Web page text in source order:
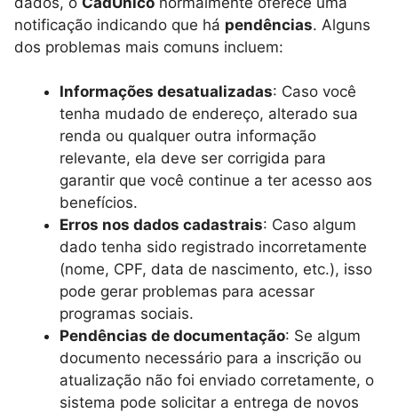
notificação indicando que há pendências. Alguns
dos problemas mais comuns incluem:
Informações desatualizadas: Caso você
tenha mudado de endereço, alterado sua
renda ou qualquer outra informação
relevante, ela deve ser corrigida para
garantir que você continue a ter acesso aos
benefícios.
Erros nos dados cadastrais: Caso algum
dado tenha sido registrado incorretamente
(nome, CPF, data de nascimento, etc.), isso
pode gerar problemas para acessar
programas sociais.
Pendências de documentação: Se algum
documento necessário para a inscrição ou
atualização não foi enviado corretamente, o
sistema pode solicitar a entrega de novos